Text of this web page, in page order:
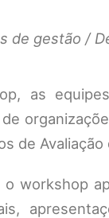
de gestão /
as
de
de Avaliação
o workshop